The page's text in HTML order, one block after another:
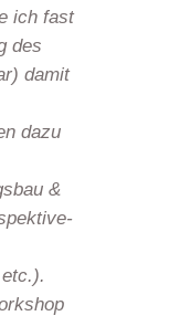
ich fast
des
damit
dazu
&